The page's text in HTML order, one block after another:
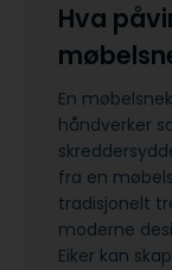
Hva
En
håndverker
fra en
tradisjonelt
moderne
Eiker kan